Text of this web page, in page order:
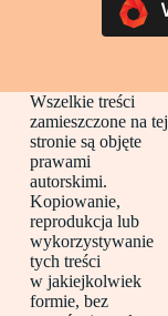
Wszelkie treści
zamieszczone na tej
stronie są objęte
prawami
autorskimi.
Kopiowanie,
reprodukcja lub
wykorzystywanie
tych treści
w jakiejkolwiek
formie, bez